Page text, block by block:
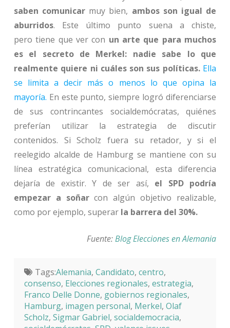
saben comunicar muy bien, ambos son igual de
aburridos. Este último punto suena a chiste,
pero tiene que ver con un arte que para muchos
es el secreto de Merkel: nadie sabe lo que
realmente quiere ni cuáles son sus políticas. Ella
se limita a decir más o menos lo que opina la
mayoría. En este punto, siempre logró diferenciarse
de sus contrincantes socialdemócratas, quiénes
preferían utilizar la estrategia de discutir
contenidos. Si Scholz fuera su retador, y si el
reelegido alcalde de Hamburg se mantiene con su
línea estratégica comunicacional, esta diferencia
dejaría de existir. Y de ser así, el SPD podría
empezar a soñarcon algún objetivo realizable,
como por ejemplo, superar la barrera del 30%.
Fuente:Blog Elecciones en Alemania
Tags:Alemania, Candidato, centro,
consenso, Elecciones regionales, estrategia,
Franco Delle Donne, gobiernos regionales,
Hamburg, imagen personal, Merkel, Olaf
Scholz, Sigmar Gabriel, socialdemocracia,